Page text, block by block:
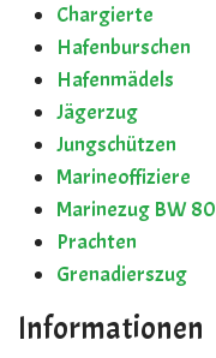
Chargierte
Hafenburschen
Hafenmädels
Jägerzug
Jungschützen
Marineoffiziere
Marinezug BW 80
Prachten
Grenadierszug
Informationen